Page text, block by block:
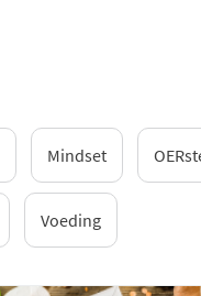
Mindset
Voeding